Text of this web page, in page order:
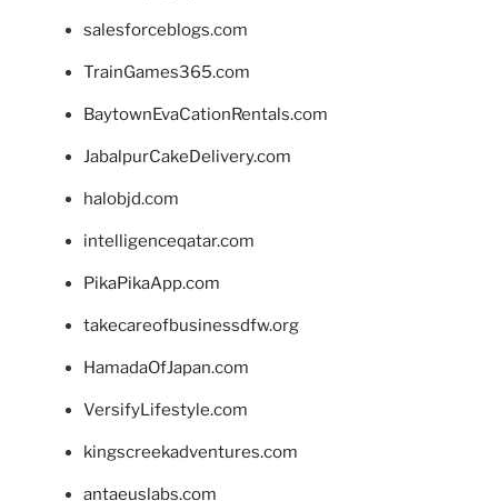
salesforceblogs.com
TrainGames365.com
BaytownEvaCationRentals.com
JabalpurCakeDelivery.com
halobjd.com
intelligenceqatar.com
PikaPikaApp.com
takecareofbusinessdfw.org
HamadaOfJapan.com
VersifyLifestyle.com
kingscreekadventures.com
antaeuslabs.com